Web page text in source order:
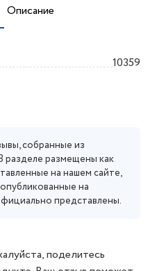
Описание
10359
собранные из
разделе размещены как
на нашем сайте,
на
представлены.
поделитесь